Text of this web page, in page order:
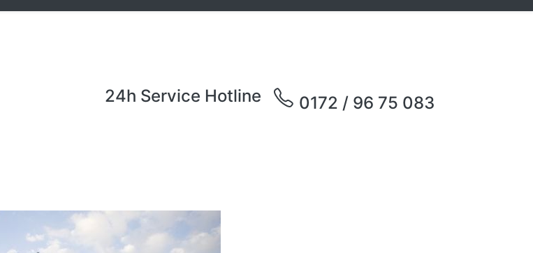
24h Service Hotline 0172 / 96 75 083